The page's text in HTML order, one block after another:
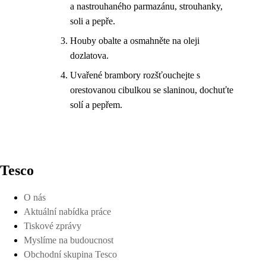
a nastrouhaného parmazánu, strouhanky,
soli a pepře.
Houby obalte a osmahněte na oleji
dozlatova.
Uvařené brambory rozšťouchejte s
orestovanou cibulkou se slaninou, dochuťte
solí a pepřem.
Tesco
O nás
Aktuální nabídka práce
Tiskové zprávy
Myslíme na budoucnost
Obchodní skupina Tesco